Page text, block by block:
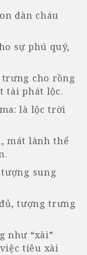
đàn cháu
sự phú quý,
cho rồng
tài phát lộc.
là lộc trời
mát lành thể
sung
tượng trưng
như “xài”
tiêu xài